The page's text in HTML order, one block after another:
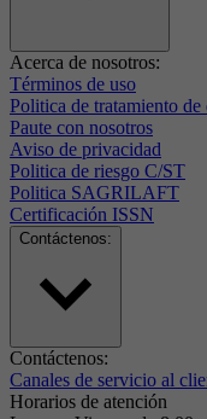
Acerca de nosotros:
Términos de uso
Politica de tratamiento de
Paute con nosotros
Aviso de privacidad
Politica de riesgo C/ST
Politica SAGRILAFT
Certificación ISSN
Contáctenos:
Contáctenos:
Canales de servicio al
Horarios de atención